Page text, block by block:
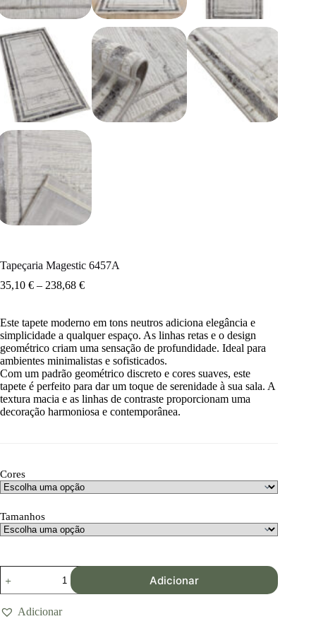
Tapeçaria Magestic 6457A
35,10 € – 238,68 €
Este tapete moderno em tons neutros adiciona elegância e
simplicidade a qualquer espaço. As linhas retas e o design
geométrico criam uma sensação de profundidade. Ideal para
ambientes minimalistas e sofisticados.
Com um padrão geométrico discreto e cores suaves, este
tapete é perfeito para dar um toque de serenidade à sua sala. A
textura macia e as linhas de contraste proporcionam uma
decoração harmoniosa e contemporânea.
Cores
Tamanhos
Adicionar
Adicionar